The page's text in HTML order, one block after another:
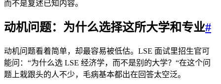
而不是复述已知内容。
动机问题：为什么选择这所大学和专业#
动机问题看着简单，却最容易被低估。LSE 面试里招生官可
能问：“为什么选 LSE 经济学，而不是别的大学？“在这个问
题上栽跟头的人不少，毛病基本都出在回答太空泛。